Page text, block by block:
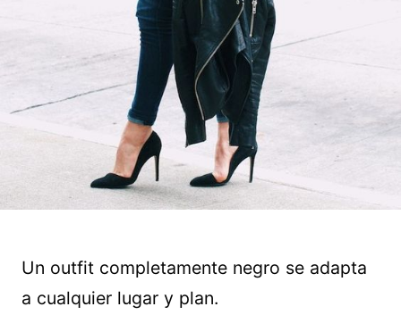
Un outfit completamente negro se adapta
a cualquier lugar y plan.